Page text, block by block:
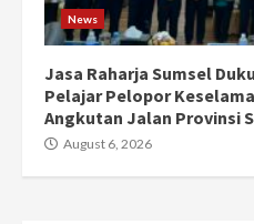
News
Jasa Raharja Sumsel
Pelajar Pelopor
Angkutan Jalan Provinsi
August 6, 2026